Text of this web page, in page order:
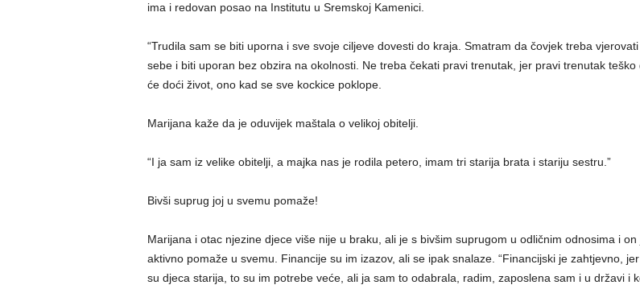
ima i redovan posao na Institutu u Sremskoj Kamenici.
“Trudila sam se biti uporna i sve svoje ciljeve dovesti do kraja. Smatram da čovjek treba vjerovati
sebe i biti uporan bez obzira na okolnosti. Ne treba čekati pravi trenutak, jer pravi trenutak teško
će doći život, ono kad se sve kockice poklope.
Marijana kaže da je oduvijek maštala o velikoj obitelji.
“I ja sam iz velike obitelji, a majka nas je rodila petero, imam tri starija brata i stariju sestru.”
Bivši suprug joj u svemu pomaže!
Marijana i otac njezine djece više nije u braku, ali je s bivšim suprugom u odličnim odnosima i on
aktivno pomaže u svemu. Financije su im izazov, ali se ipak snalaze. “Financijski je zahtjevno,
su djeca starija, to su im potrebe veće, ali ja sam to odabrala, radim, zaposlena sam i u državi i